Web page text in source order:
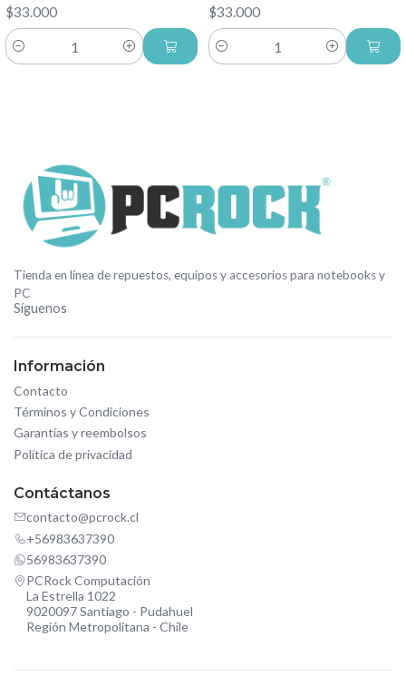
$33.000
Cantidad
$33.000
Cantidad
Tienda en línea de repuestos, equipos y accesorios para notebooks y
PC
Síguenos
Información
Contacto
Términos y Condiciones
Garantías y reembolsos
Política de privacidad
Contáctanos
contacto@pcrock.cl
+56983637390
56983637390
PCRock Computación
La Estrella 1022
9020097 Santiago - Pudahuel
Región Metropolitana - Chile